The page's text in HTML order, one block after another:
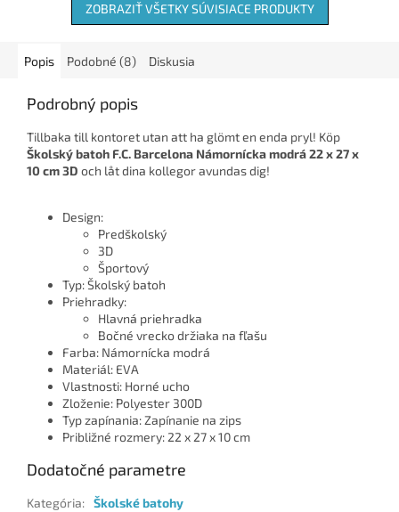
ZOBRAZIŤ VŠETKY SÚVISIACE PRODUKTY
Popis Podobné (8) Diskusia
Podrobný popis
Tillbaka till kontoret utan att ha glömt en enda pryl! Köp
Školský batoh F.C. Barcelona Námornícka modrá 22 x 27 x
10 cm 3D och låt dina kollegor avundas dig!
Design:
Predškolský
3D
Športový
Typ: Školský batoh
Priehradky:
Hlavná priehradka
Bočné vrecko držiaka na fľašu
Farba: Námornícka modrá
Materiál: EVA
Vlastnosti: Horné ucho
Zloženie: Polyester 300D
Typ zapínania: Zapínanie na zips
Približné rozmery: 22 x 27 x 10 cm
Dodatočné parametre
Kategória: Školské batohy